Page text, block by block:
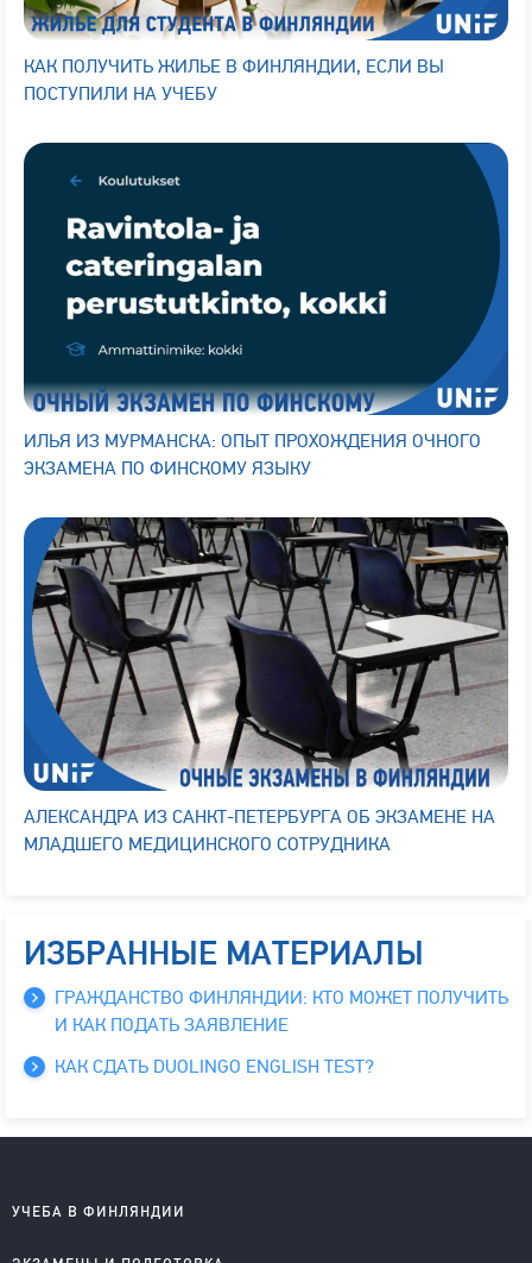
КАК ПОЛУЧИТЬ ЖИЛЬЕ В ФИНЛЯНДИИ, ЕСЛИ ВЫ
ПОСТУПИЛИ НА УЧЕБУ
ИЛЬЯ ИЗ МУРМАНСКА: ОПЫТ ПРОХОЖДЕНИЯ ОЧНОГО
ЭКЗАМЕНА ПО ФИНСКОМУ ЯЗЫКУ
АЛЕКСАНДРА ИЗ САНКТ-ПЕТЕРБУРГА ОБ ЭКЗАМЕНЕ НА
МЛАДШЕГО МЕДИЦИНСКОГО СОТРУДНИКА
ИЗБРАННЫЕ МАТЕРИАЛЫ
ГРАЖДАНСТВО ФИНЛЯНДИИ: КТО МОЖЕТ ПОЛУЧИТЬ
И КАК ПОДАТЬ ЗАЯВЛЕНИЕ
КАК СДАТЬ DUOLINGO ENGLISH TEST?
УЧЕБА В ФИНЛЯНДИИ